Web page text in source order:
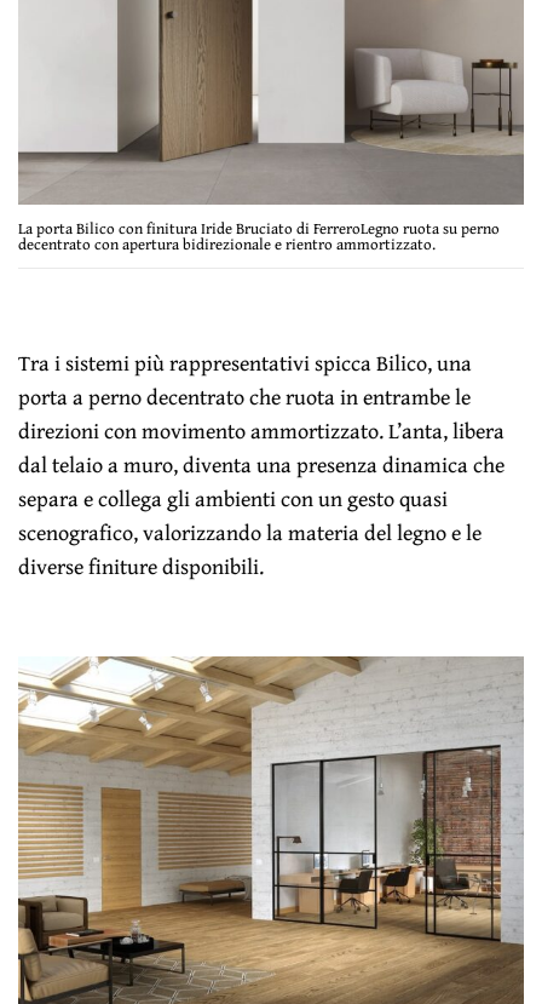
La porta Bilico con finitura Iride Bruciato di FerreroLegno ruota su perno
decentrato con apertura bidirezionale e rientro ammortizzato.
Tra i sistemi più rappresentativi spicca Bilico, una
porta a perno decentrato che ruota in entrambe le
direzioni con movimento ammortizzato. L’anta, libera
dal telaio a muro, diventa una presenza dinamica che
separa e collega gli ambienti con un gesto quasi
scenografico, valorizzando la materia del legno e le
diverse finiture disponibili.